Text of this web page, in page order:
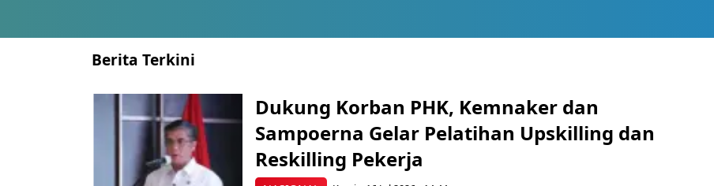
Berita Terkini
Dukung Korban PHK, Kemnaker dan
Sampoerna Gelar Pelatihan Upskilling dan
Reskilling Pekerja